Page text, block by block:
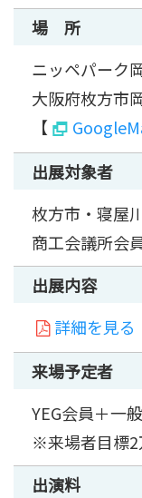
場 所
ニッペパーク
大阪府枚方市
【
出展対象者
枚方市・寝屋
商工会議所会
出展内容
詳細を見る
来場予定者
YEG会員＋一
※来場者目標2
出演料